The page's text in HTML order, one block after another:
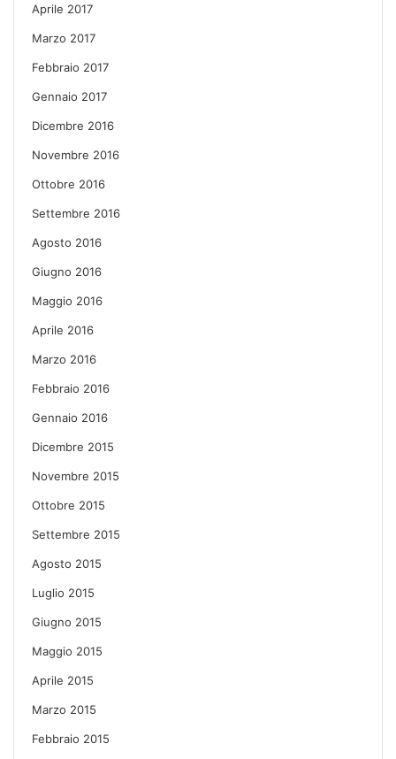
Aprile 2017
Marzo 2017
Febbraio 2017
Gennaio 2017
Dicembre 2016
Novembre 2016
Ottobre 2016
Settembre 2016
Agosto 2016
Giugno 2016
Maggio 2016
Aprile 2016
Marzo 2016
Febbraio 2016
Gennaio 2016
Dicembre 2015
Novembre 2015
Ottobre 2015
Settembre 2015
Agosto 2015
Luglio 2015
Giugno 2015
Maggio 2015
Aprile 2015
Marzo 2015
Febbraio 2015